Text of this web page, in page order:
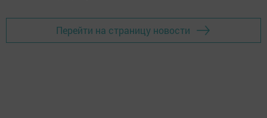
Перейти на страницу новости